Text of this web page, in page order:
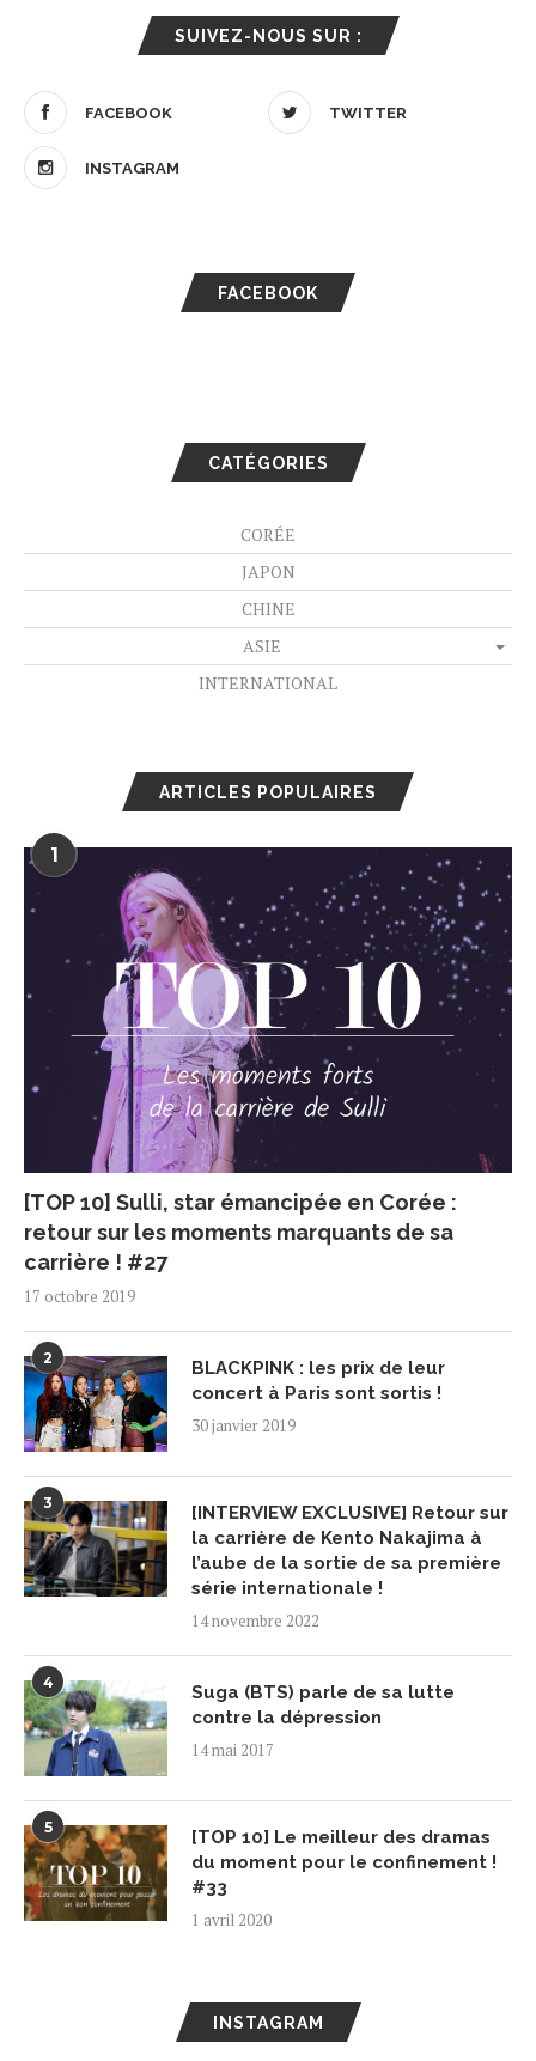
SUIVEZ-NOUS SUR :
FACEBOOK TWITTER
INSTAGRAM
FACEBOOK
CATÉGORIES
CORÉE
JAPON
CHINE
ASIE
INTERNATIONAL
ARTICLES POPULAIRES
1
[TOP 10] Sulli, star émancipée en Corée :
retour sur les moments marquants de sa
carrière ! #27
17 octobre 2019
2
BLACKPINK : les prix de leur
concert à Paris sont sortis !
30 janvier 2019
3
[INTERVIEW EXCLUSIVE] Retour sur
la carrière de Kento Nakajima à
l’aube de la sortie de sa première
série internationale !
14 novembre 2022
4
Suga (BTS) parle de sa lutte
contre la dépression
14 mai 2017
5
[TOP 10] Le meilleur des dramas
du moment pour le confinement !
#33
1 avril 2020
INSTAGRAM